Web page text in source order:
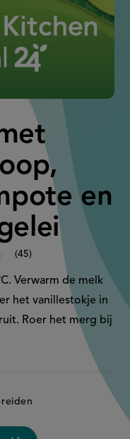
en
45
Verwarm de melk
het vanillestokje in
Roer het merg bij